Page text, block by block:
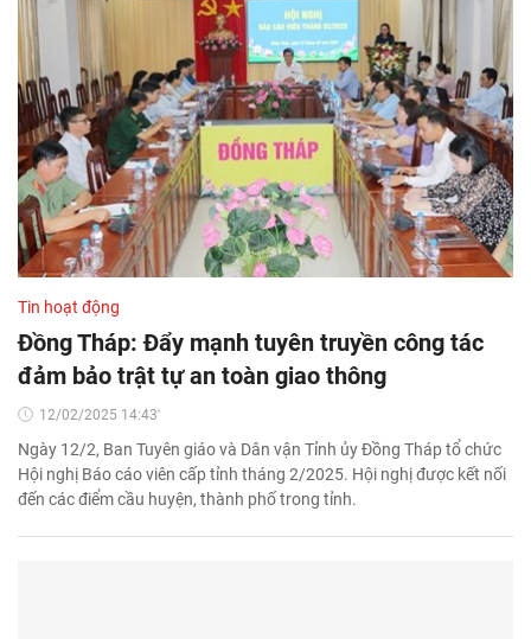
Tin hoạt động
Đồng Tháp: Đẩy mạnh tuyên truyền công tác
đảm bảo trật tự an toàn giao thông
12/02/2025 14:43'
Ngày 12/2, Ban Tuyên giáo và Dân vận Tỉnh ủy Đồng Tháp tổ chức
Hội nghị Báo cáo viên cấp tỉnh tháng 2/2025. Hội nghị được kết nối
đến các điểm cầu huyện, thành phố trong tỉnh.